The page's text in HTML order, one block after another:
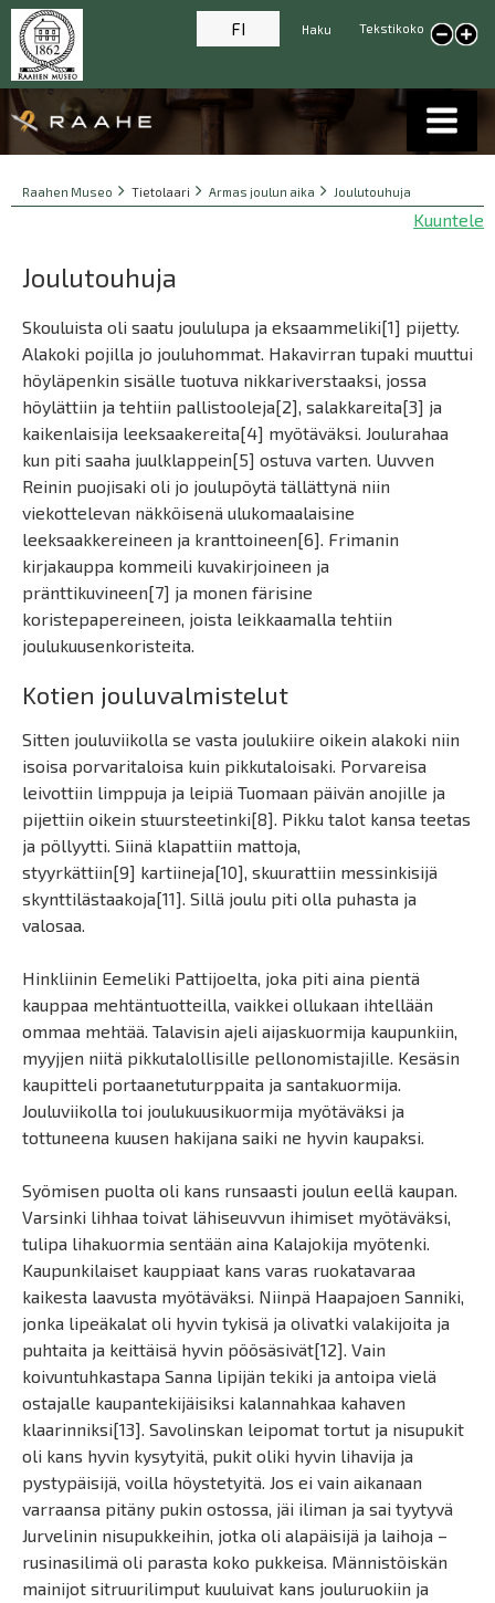
Tekstikoko
Pienennä tekstikokoa
Haku
FI
Breadcrumbs
You
Raahen Museo Tietolaari Armas joulun aika Joulutouhuja
Kuuntele
Joulutouhuja
Skouluista oli saatu joululupa ja eksaammeliki[1] pijetty.
Alakoki pojilla jo jouluhommat. Hakavirran tupaki muuttui
höyläpenkin sisälle tuotuva nikkariverstaaksi, jossa
höylättiin ja tehtiin pallistooleja[2], salakkareita[3] ja
kaikenlaisija leeksaakereita[4] myötäväksi. Joulurahaa
kun piti saaha juulklappein[5] ostuva varten. Uuvven
Reinin puojisaki oli jo joulupöytä tällättynä niin
viekottelevan näkköisenä ulukomaalaisine
leeksaakkereineen ja kranttoineen[6]. Frimanin
kirjakauppa kommeili kuvakirjoineen ja
pränttikuvineen[7] ja monen färisine
koristepapereineen, joista leikkaamalla tehtiin
joulukuusenkoristeita.
Kotien jouluvalmistelut
Sitten jouluviikolla se vasta joulukiire oikein alakoki niin
isoisa porvaritaloisa kuin pikkutaloisaki. Porvareisa
leivottiin limppuja ja leipiä Tuomaan päivän anojille ja
pijettiin oikein stuursteetinki[8]. Pikku talot kansa teetas
ja pöllyytti. Siinä klapattiin mattoja,
styyrkättiin[9] kartiineja[10], skuurattiin messinkisijä
skynttilästaakoja[11]. Sillä joulu piti olla puhasta ja
valosaa.
Hinkliinin Eemeliki Pattijoelta, joka piti aina pientä
kauppaa mehtäntuotteilla, vaikkei ollukaan ihtellään
ommaa mehtää. Talavisin ajeli aijaskuormija kaupunkiin,
myyjjen niitä pikkutalollisille pellonomistajille. Kesäsin
kaupitteli portaanetuturppaita ja santakuormija.
Jouluviikolla toi joulukuusikuormija myötäväksi ja
tottuneena kuusen hakijana saiki ne hyvin kaupaksi.
Syömisen puolta oli kans runsaasti joulun eellä kaupan.
Varsinki lihhaa toivat lähiseuvvun ihimiset myötäväksi,
tulipa lihakuormia sentään aina Kalajokija myötenki.
Kaupunkilaiset kauppiaat kans varas ruokatavaraa
kaikesta laavusta myötäväksi. Niinpä Haapajoen Sanniki,
jonka lipeäkalat oli hyvin tykisä ja olivatki valakijoita ja
puhtaita ja keittäisä hyvin pöösäsivät[12]. Vain
koivuntuhkastapa Sanna lipijän tekiki ja antoipa vielä
ostajalle kaupantekijäisiksi kalannahkaa kahaven
klaarinniksi[13]. Savolinskan leipomat tortut ja nisupukit
oli kans hyvin kysytyitä, pukit oliki hyvin lihavija ja
pystypäisijä, voilla höystetyitä. Jos ei vain aikanaan
varraansa pitäny pukin ostossa, jäi iliman ja sai tyytyvä
Jurvelinin nisupukkeihin, jotka oli alapäisijä ja laihoja –
rusinasilimä oli parasta koko pukkeisa. Männistöiskän
mainijot sitruurilimput kuuluivat kans jouluruokiin ja